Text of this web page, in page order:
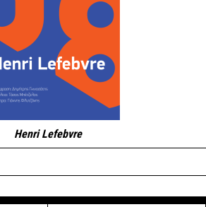
Henri Lefebvre